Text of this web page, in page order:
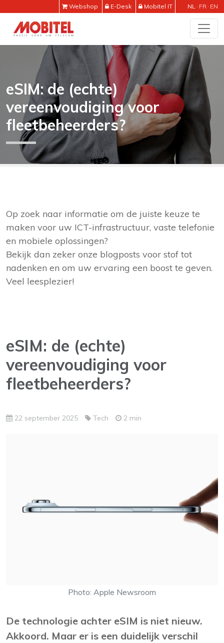
NL FR EN
Webshop E-Desk Mobitel IT
eSIM: de (echte)
vereenvoudiging voor
fleetbeheerders?
Op zoek naar informatie om de juiste keuze te
maken voor uw ICT-infrastructuur, vaste telefonie
en mobiele oplossingen?
Bekijk dan zeker onze blogposts voor stof tot
nadenken en om uw ervaring een boost te geven.
Veel leesplezier!
eSIM: de (echte)
vereenvoudiging voor
fleetbeheerders?
22 september 2025 Tech 2 min
Photo: Apple Newsroom
De technologie achter eSIM is niet nieuw.
Akkoord. Maar er is een duidelijk verschil